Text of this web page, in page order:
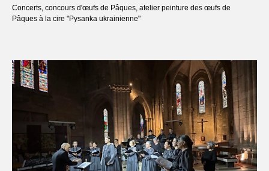
Concerts, concours d'œufs de Pâques, atelier peinture des œufs de
Pâques à la cire "Pysanka ukrainienne"